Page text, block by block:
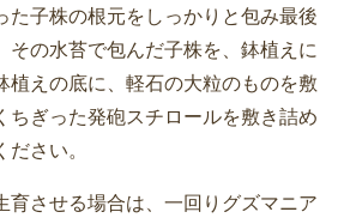
た子株の根元をしっかりと包み最後
その水苔で包んだ子株を、鉢植えに
植えの底に、軽石の大粒のものを敷
ちぎった発砲スチロールを敷き詰め
さい。
育させる場合は、一回りグズマニア